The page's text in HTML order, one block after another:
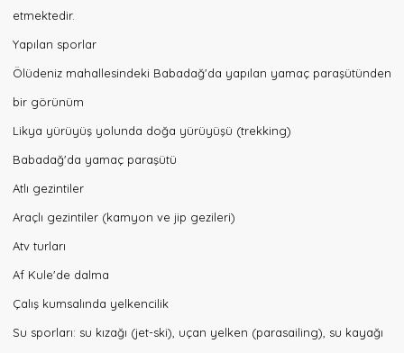
etmektedir.
Yapılan sporlar
Ölüdeniz mahallesindeki Babadağ'da yapılan yamaç paraşütünden
bir görünüm
Likya yürüyüş yolunda doğa yürüyüşü (trekking)
Babadağ'da yamaç paraşütü
Atlı gezintiler
Araçlı gezintiler (kamyon ve jip gezileri)
Atv turları
Af Kule'de dalma
Çalış kumsalında yelkencilik
Su sporları: su kızağı (jet-ski), uçan yelken (parasailing), su kayağı